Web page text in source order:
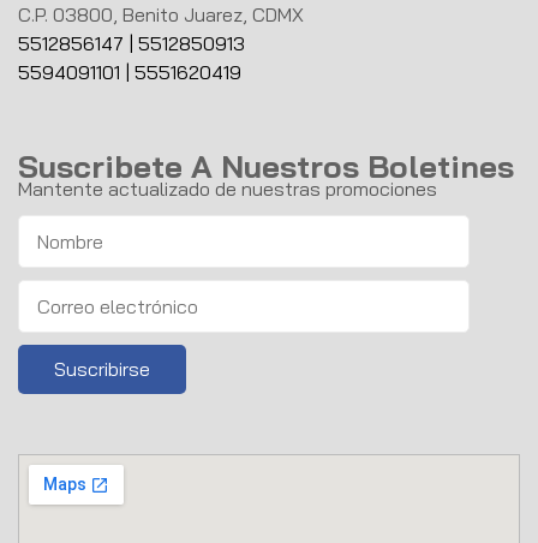
C.P. 03800, Benito Juarez, CDMX
5512856147
5512850913
5594091101
5551620419
Suscribete A Nuestros Boletines
Mantente actualizado de nuestras promociones